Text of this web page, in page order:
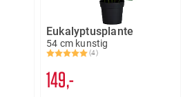
Eukalyptusplante
54 cm kunstig
Karakter:
(4)
5.0 av 5 mulige
149,-